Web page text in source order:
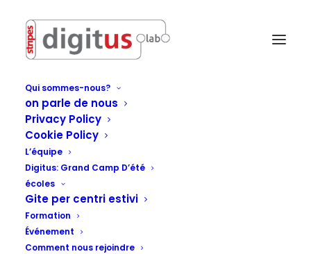
Qui sommes-nous?
on parle de nous
Privacy Policy
Cookie Policy
L’équipe
Digitus: Grand Camp D’été
écoles
Gite per centri estivi
Formation
Événement
Comment nous rejoindre